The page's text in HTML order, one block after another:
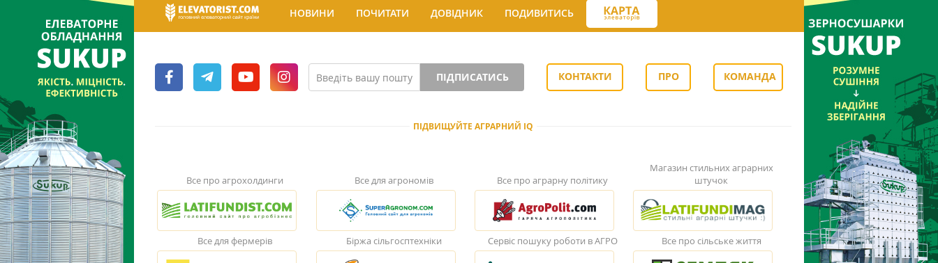
НОВИНИ ПОЧИТАТИ ДОВІДНИК ПОДИВИТИСЬ
ПІДПИСАТИСЬ КОНТАКТИ
ПРО
КОМАНДА
ПІДВИЩУЙТЕ АГРАРНИЙ IQ
Все про агрохолдинги Все для агрономів Все про аграрну політику
Магазин стильних аграрних
штучок
Все для фермерів Біржа сільгосптехніки Сервіс пошуку роботи в АГРО Все про сільське життя